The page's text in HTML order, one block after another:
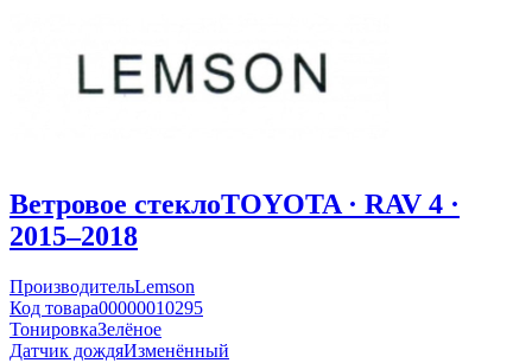
Ветровое стеклоTOYOTA · RAV 4 ·
2015–2018
ПроизводительLemson
Код товара00000010295
ТонировкаЗелёное
Датчик дождяИзменённый